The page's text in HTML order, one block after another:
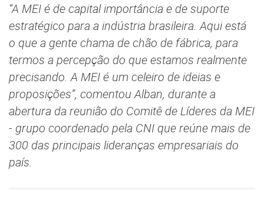
“A MEI é de capital importância e de suporte
estratégico para a indústria brasileira. Aqui está
o que a gente chama de chão de fábrica, para
termos a percepção do que estamos realmente
precisando. A MEI é um celeiro de ideias e
proposições”, comentou Alban, durante a
abertura da reunião do Comitê de Líderes da MEI
- grupo coordenado pela CNI que reúne mais de
300 das principais lideranças empresariais do
país.